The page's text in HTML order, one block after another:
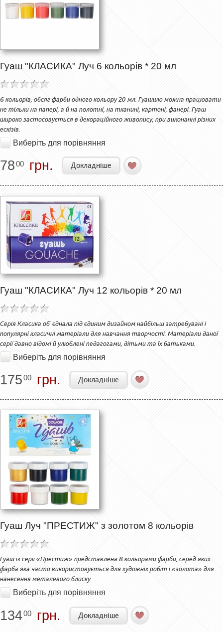
Гуаш "КЛАСИКА" Луч 6 кольорів * 20 мл
6 кольорів, обсяг фарби одного кольору 20 мл. Гуашшю можна працювати
не тільки на папері, а й на полотні, на тканині, картоні, фанері. Гуаш
широко застосовується в декораційного живопису, при виконанні різних
ескізів.
Виберіть для порівняння
7800 грн. Докладніше
Гуаш "КЛАСИКА" Луч 12 кольорів * 20 мл
Серія Класика об`єднала під єдиним дизайном найбільш затребувані і
популярні класичні матеріали для навчання творчості. Матеріали даної
серії давно відомі й улюблені педагогами, дітьми та їх батьками.
Виберіть для порівняння
17500 грн. Докладніше
Гуаш Луч "ПРЕСТИЖ" з золотом 8 кольорів
Гуаш із серії «Престиж» представлена 8 кольорами фарби, серед яких
фарба яка часто використовується для художніх робіт і «золота» для
нанесення металевого блиску
Виберіть для порівняння
13400 грн. Докладніше